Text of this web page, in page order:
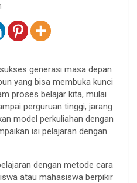
generasi masa depan
yang bisa membuka kunci
proses belajar kita, mulai
perguruan tinggi, jarang
model perkuliahan dengan
isi pelajaran dengan
dengan metode cara
atau mahasiswa berpikir